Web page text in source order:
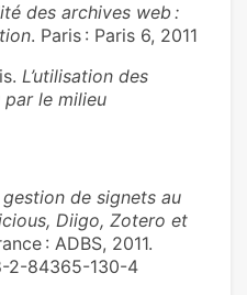
des archives web :
. Paris : Paris 6, 2011
L’utilisation des
le milieu
de signets au
Diigo, Zotero et
: ADBS, 2011.
2-84365-130-4